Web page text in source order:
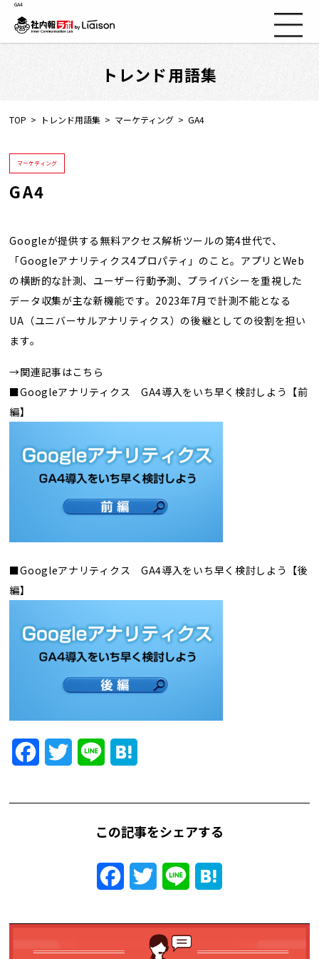
社内報ノウハウ
セミナー情報
Web社内報
動画コーナー
支援実績
トレンド用語集
社長ブログ
GA4
トレンド用語集
TOP トレンド用語集 マーケティング GA4
マーケティング
GA4
Googleが提供する無料アクセス解析ツールの第4世代で、
「Googleアナリティクス4プロパティ」のこと。アプリとWeb
の横断的な計測、ユーザー行動予測、プライバシーを重視した
データ収集が主な新機能です。2023年7月で計測不能となる
UA（ユニバーサルアナリティクス）の後継としての役割を担い
ます。
→関連記事はこちら
■Googleアナリティクス GA4導入をいち早く検討しよう【前
編】
■Googleアナリティクス GA4導入をいち早く検討しよう【後
編】
FacebookTwitter Line
この記事をシェアする
FacebookTwitter Line